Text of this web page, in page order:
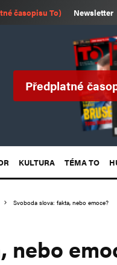
časopisu To) Newsletter
Předplatné
KULTURA TÉMA TO
Svoboda slova: fakta, nebo emoce?
nebo